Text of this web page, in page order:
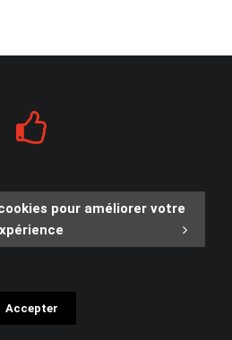
pour améliorer votre
Accepter